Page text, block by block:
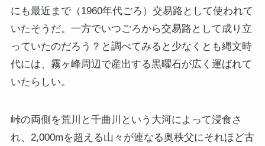
にも最近まで（1960年代ごろ）交易路として使われて
いたそうだ。一方でいつごろから交易路として成り立
っていたのだろう？と調べてみると少なくとも縄文時
代には、霧ヶ峰周辺で産出する黒曜石が広く運ばれて
いたらしい。
峠の両側を荒川と千曲川という大河によって浸食さ
れ、2,000mを超える山々が連なる奥秩父にそれほど古